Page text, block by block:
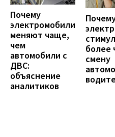
Почему
электромобили
меняют чаще,
чем
автомобили с
ДВС:
объяснение
аналитиков
более
смену